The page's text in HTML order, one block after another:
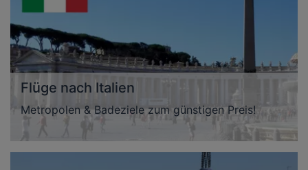
Flüge nach Italien
Metropolen & Badeziele zum günstigen Preis!